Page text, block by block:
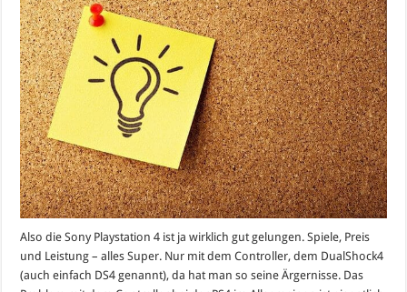
Also die Sony Playstation 4 ist ja wirklich gut gelungen. Spiele, Preis
und Leistung – alles Super. Nur mit dem Controller, dem DualShock4
(auch einfach DS4 genannt), da hat man so seine Ärgernisse. Das